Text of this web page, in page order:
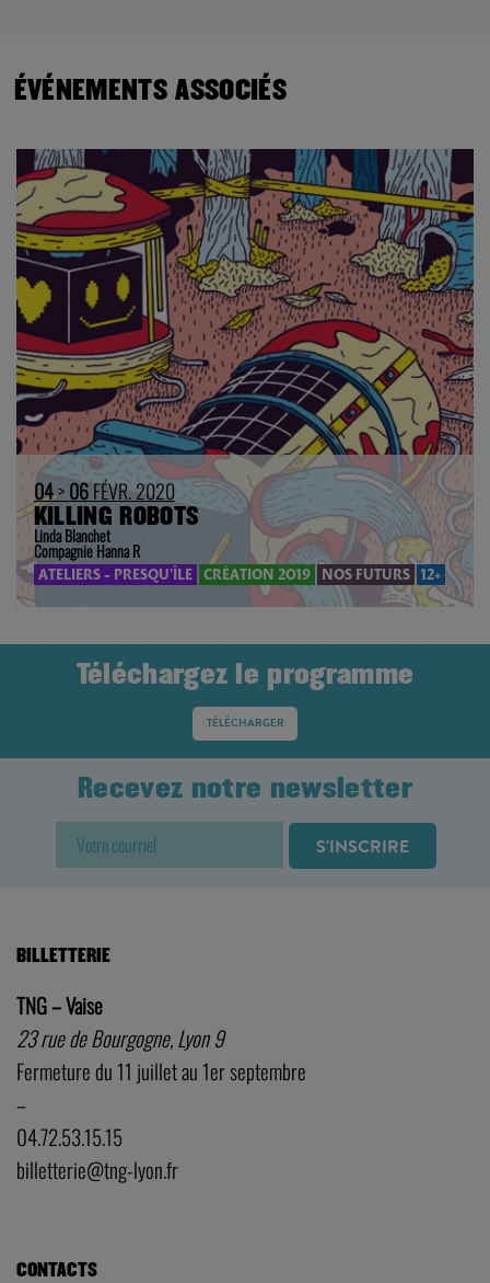
ÉVÉNEMENTS ASSOCIÉS
04>06FÉVR. 2020
KILLING ROBOTS
Linda Blanchet
Compagnie Hanna R
ATELIERS - PRESQU'ÎLE CRÉATION 2019 NOS FUTURS 12+
Téléchargez le programme
TÉLÉCHARGER
Recevez notre newsletter
BILLETTERIE
TNG – Vaise
23 rue de Bourgogne, Lyon 9
Fermeture du 11 juillet au 1er septembre
–
04.72.53.15.15
billetterie@tng-lyon.fr
CONTACTS